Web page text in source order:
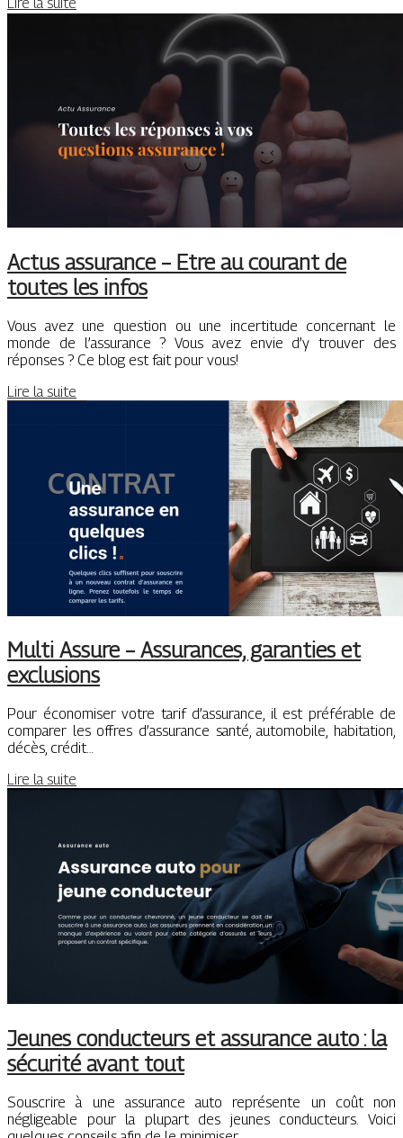
Actus assurance – Etre au courant de
toutes les infos
Vous avez une question ou une incertitude concernant le
monde de l’assurance ? Vous avez envie d’y trouver des
réponses ? Ce blog est fait pour vous!
Lire la suite
Multi Assure – Assurances, garanties et
exclusions
Pour économiser votre tarif d’assurance, il est préférable de
comparer les offres d’assurance santé, automobile, habitation,
décès, crédit…
Lire la suite
Jeunes conducteurs et assurance auto : la
sécurité avant tout
Souscrire à une assurance auto représente un coût non
négligeable pour la plupart des jeunes conducteurs. Voici